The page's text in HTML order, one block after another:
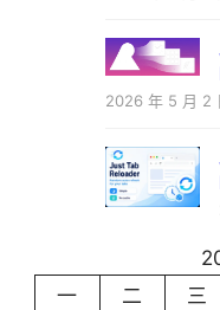
2026 年 5 月 2
一
二 三